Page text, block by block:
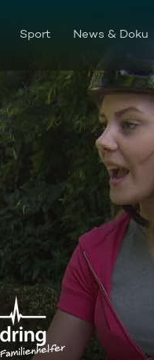
Sport News & Doku
Zickenkrieg